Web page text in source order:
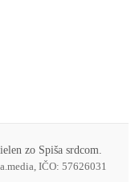
zo Spiša srdcom.
IČO: 57626031